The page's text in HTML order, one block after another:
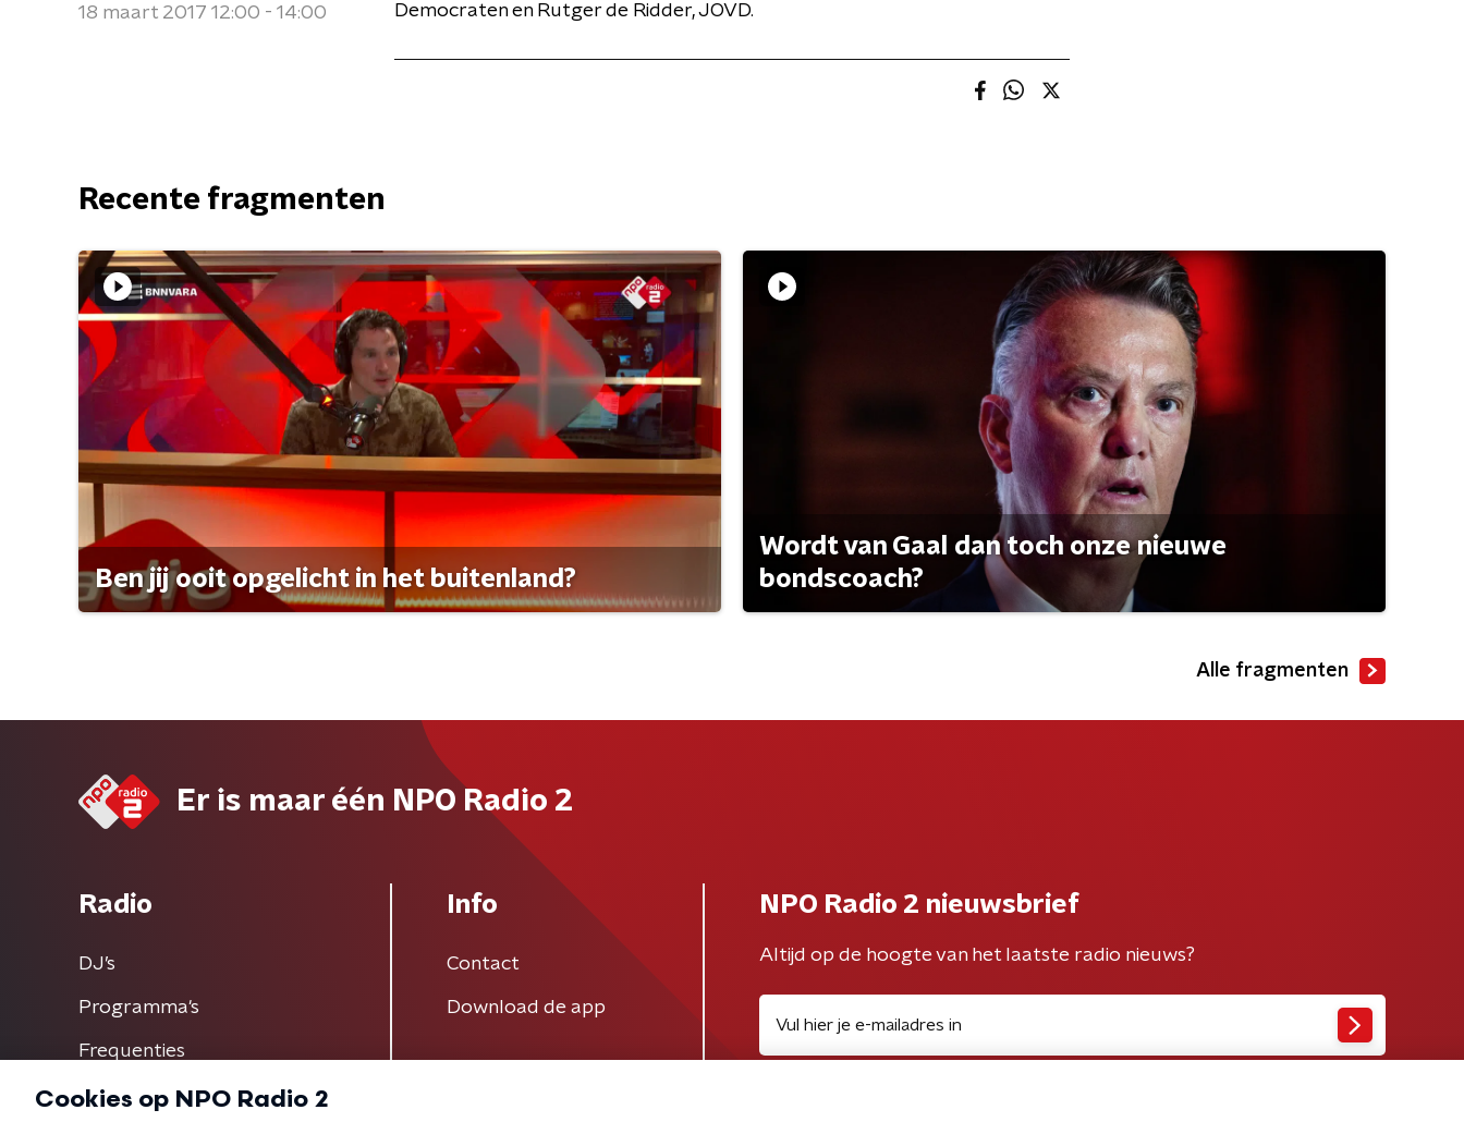
18 maart 2017 12:00 - 14:00
Democraten en Rutger de Ridder, JOVD.
Recente fragmenten
Ben jij ooit opgelicht in het buitenland?
Wordt van Gaal dan toch onze nieuwe
bondscoach?
Alle fragmenten
Er is maar één NPO Radio 2
Radio
DJ’s
Programma's
Frequenties
Info
Contact
Download de app
NPO Radio 2 nieuwsbrief
Altijd op de hoogte van het laatste radio nieuws?